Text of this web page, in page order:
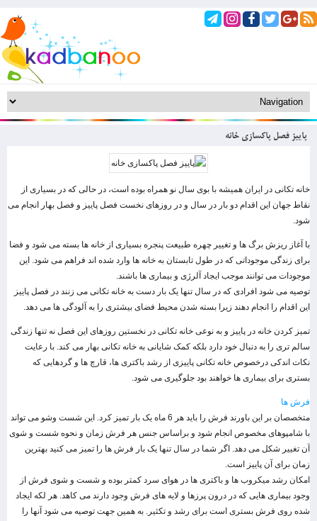
پاییز فصل پاکسازی خانه
خانه تکانی در ایران همیشه با بوی سال نو همراه بوده است، در حالی که در بسیاری از
نقاط جهان این اقدام دو بار در سال و در روزهای نخست فصل پاییز و فصل بهار انجام می
شود.
با آغاز ریزش برگ ها و تغییر چهره طبیعت پنجره بسیاری از خانه ها بسته می شود و فضا
برای زندگی موجوداتی که در طول تابستان به خانه ها وارد شده اند فراهم می شود. این
موجودات می توانند موجب ایجاد آلرژی و بیماری ها باشند.
توصیه می شود افرادی که در سال تنها یک بار دست به خانه تکانی می زنند در فصل پاییز
این اقدام را انجام دهند زیرا بسته شدن محیط فضای بیشتری را به آلودگی ها می دهد.
تمیز کردن خانه در پاییز و به نوعی خانه تکانی در نخستین روزهای این فصل نه تنها زندگی
سالم تری را به دنبال خود دارد بلکه کمک شایانی به خانه تکانی بهار می کند. با رعایت
نکات اندکی درخصوص خانه تکانی پاییزی از رشد باکتری ها، قارچ ها و گردهایی که
بستری برای بیماری ها خواهند بود جلوگیری می شود.
فرش ها
متخصصان بر این باورند فرش را باید هر 6 ماه یک بار تمیز کرد. این شست وشو می تواند
با شامپوهای مخصوص انجام شود و براساس جنس هر فرش زمان و نحوه شست و شوی
آن تغییر شکل می دهد. اگر شما در سال تنها یک بار فرش ها را تمیز می کنید بهترین
زمان برای آن پاییز است.
امکان رشد میکروب ها و باکتری ها در هوای سرد کمتر بوده و شست و شوی فرش از
وجود بیماری هایی که در درون پرزها و لایه های فرش وجود دارند می کاهد. هر لکه ایجاد
شده روی فرش بستری است برای رشد و تکثیر. به همین جهت توصیه می شود آنها را